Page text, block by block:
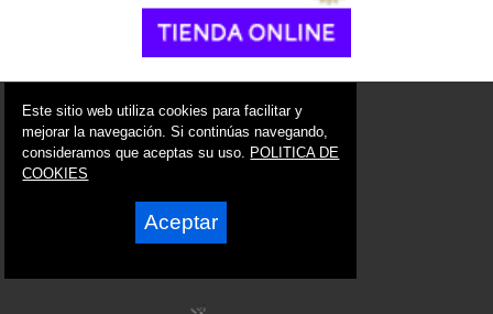
© 2006 - 2026 Portal de Los Alcázares Noticias
info@portaldelosalcazares.es
Síguenos en:
Este sitio web utiliza cookies para facilitar y
mejorar la navegación. Si continúas navegando,
consideramos que aceptas su uso. POLITICA DE
COOKIES
Aceptar